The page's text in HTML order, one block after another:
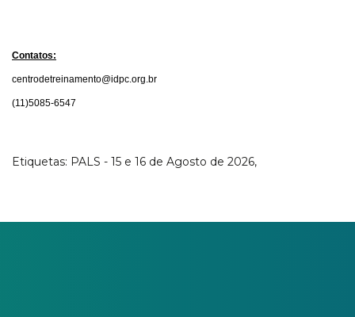
Contatos:
centrodetreinamento@idpc.org.br
(11)5085-6547
Etiquetas: PALS - 15 e 16 de Agosto de 2026,